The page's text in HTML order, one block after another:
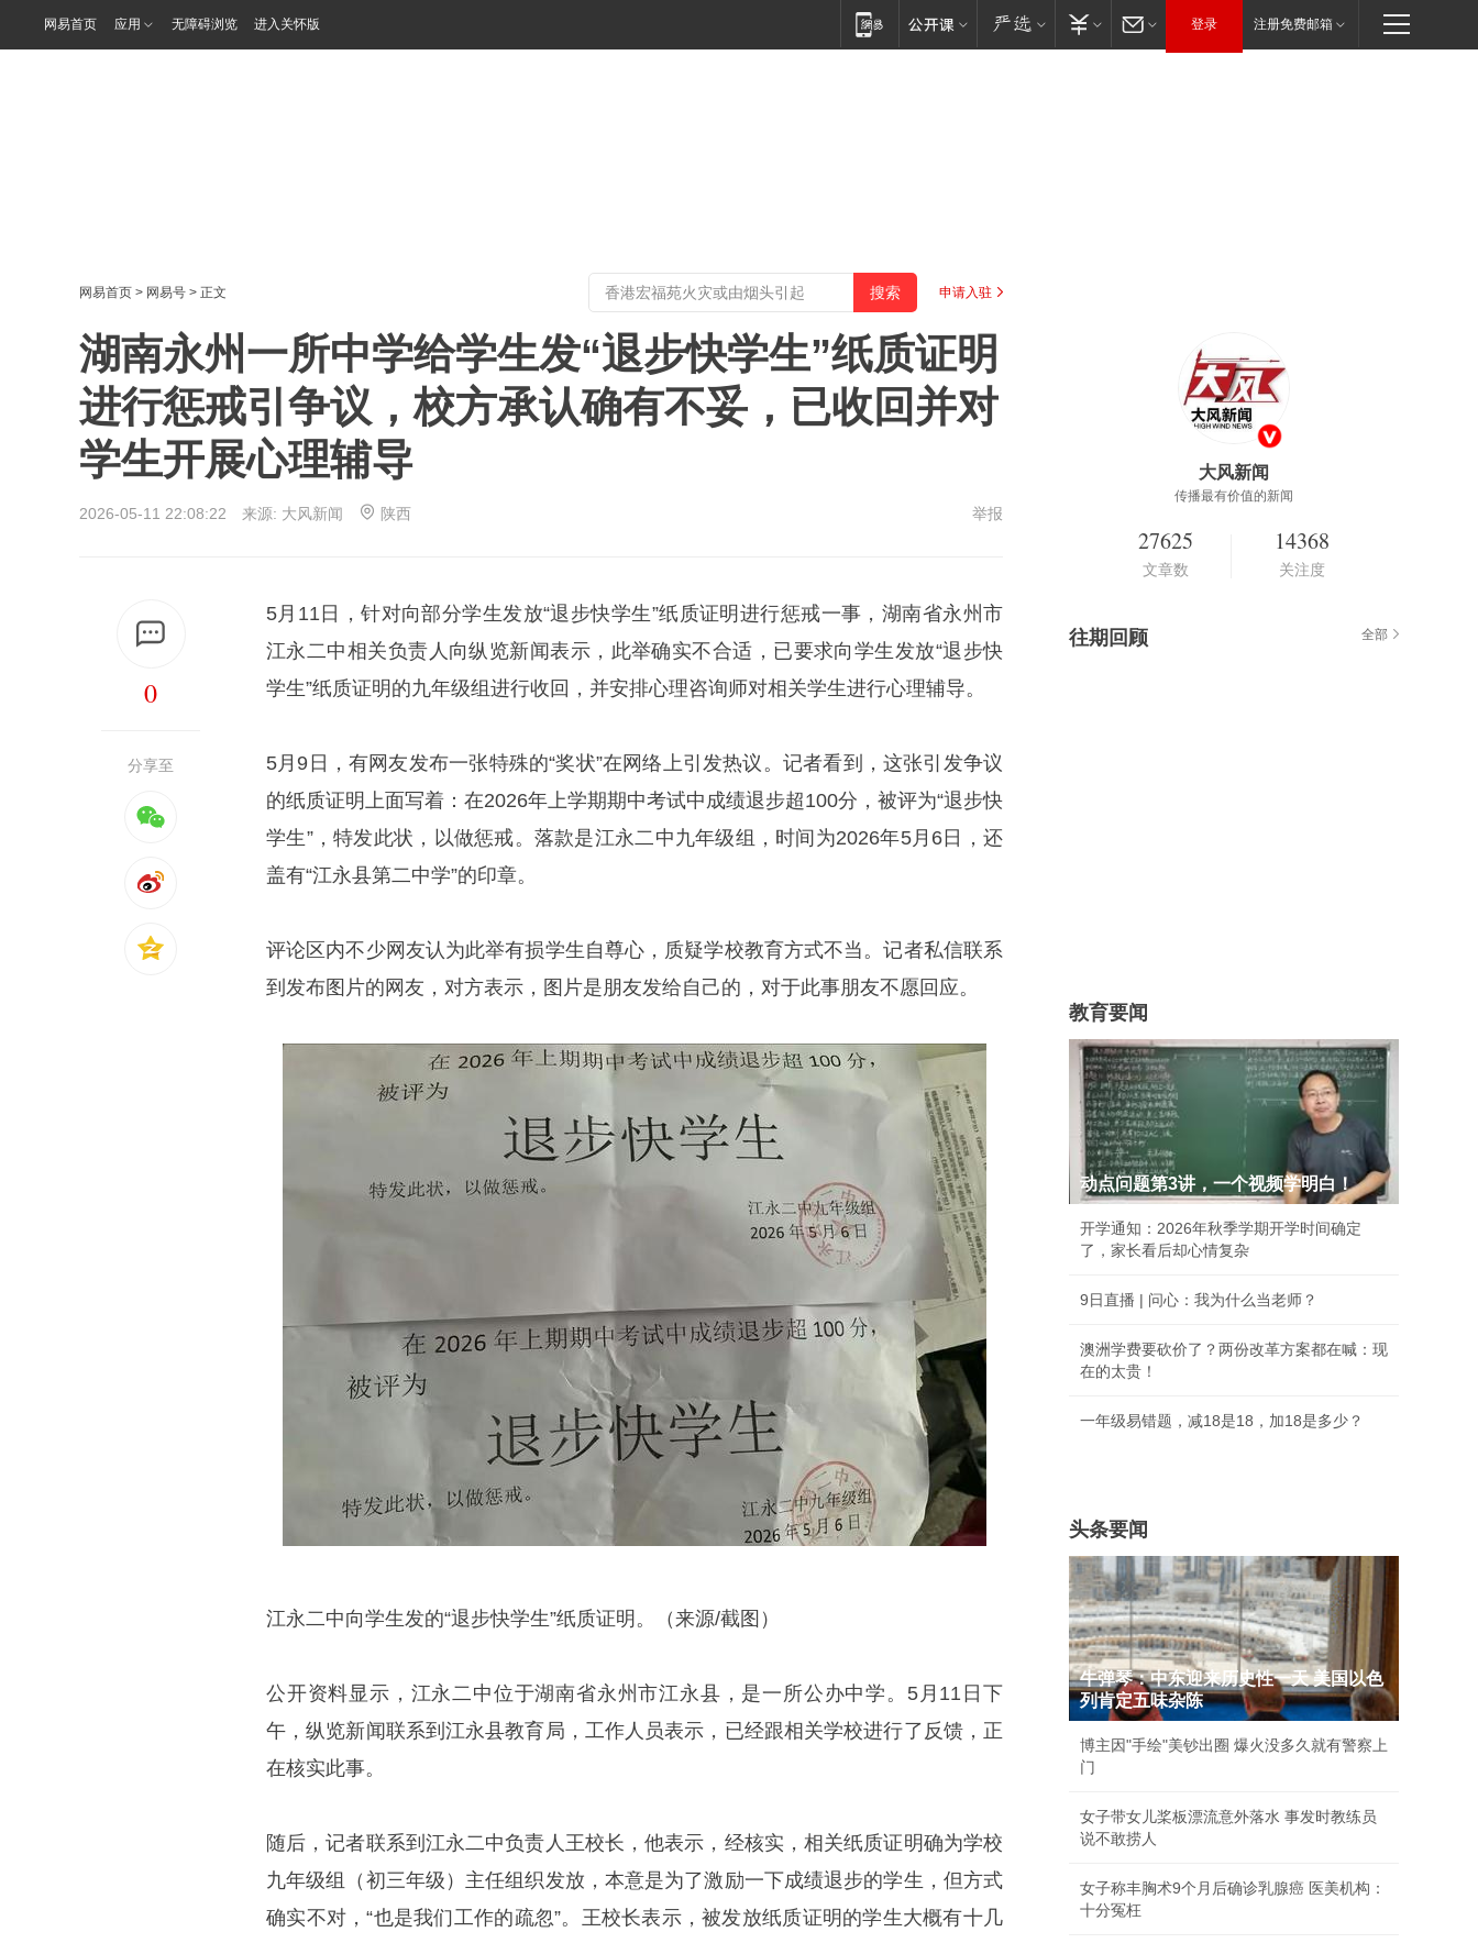
网易首页 应用 无障碍浏览 进入关怀版 登录 注册免费邮箱
网易首页 > 网易号 > 正文 申请入驻
湖南永州一所中学给学生发“退步快学生”纸质证明
进行惩戒引争议，校方承认确有不妥，已收回并对
学生开展心理辅导
2026-05-11 22:08:22 来源: 大风新闻 陕西 举报
0
分享至
5月11日，针对向部分学生发放“退步快学生”纸质证明进行惩戒一事，湖南省永州市
江永二中相关负责人向纵览新闻表示，此举确实不合适，已要求向学生发放“退步快
学生”纸质证明的九年级组进行收回，并安排心理咨询师对相关学生进行心理辅导。
5月9日，有网友发布一张特殊的“奖状”在网络上引发热议。记者看到，这张引发争议
的纸质证明上面写着：在2026年上学期期中考试中成绩退步超100分，被评为“退步快
学生”，特发此状，以做惩戒。落款是江永二中九年级组，时间为2026年5月6日，还
盖有“江永县第二中学”的印章。
评论区内不少网友认为此举有损学生自尊心，质疑学校教育方式不当。记者私信联系
到发布图片的网友，对方表示，图片是朋友发给自己的，对于此事朋友不愿回应。
江永二中向学生发的“退步快学生”纸质证明。（来源/截图）
公开资料显示，江永二中位于湖南省永州市江永县，是一所公办中学。5月11日下
午，纵览新闻联系到江永县教育局，工作人员表示，已经跟相关学校进行了反馈，正
在核实此事。
随后，记者联系到江永二中负责人王校长，他表示，经核实，相关纸质证明确为学校
九年级组（初三年级）主任组织发放，本意是为了激励一下成绩退步的学生，但方式
确实不对，“也是我们工作的疏忽”。王校长表示，被发放纸质证明的学生大概有十几
大风新闻
传播最有价值的新闻
27625
文章数
14368
关注度
往期回顾 全部
教育要闻
动点问题第3讲，一个视频学明白！
开学通知：2026年秋季学期开学时间确定
了，家长看后却心情复杂
9日直播 | 问心：我为什么当老师？
澳洲学费要砍价了？两份改革方案都在喊：现
在的太贵！
一年级易错题，减18是18，加18是多少？
头条要闻
牛弹琴：中东迎来历史性一天 美国以色
列肯定五味杂陈
博主因"手绘"美钞出圈 爆火没多久就有警察上
门
女子带女儿桨板漂流意外落水 事发时教练员
说不敢捞人
女子称丰胸术9个月后确诊乳腺癌 医美机构：
十分冤枉